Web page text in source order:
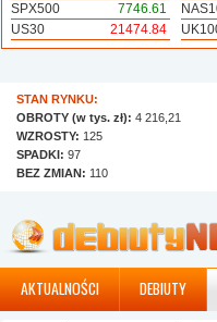
SPX500
7746.61
US30
21474.84
STAN RYNKU:
OBROTY (w tys. zł): 4 216,21
WZROSTY: 125
SPADKI: 97
BEZ ZMIAN: 110
AKTUALNOŚCI DEBIUTY